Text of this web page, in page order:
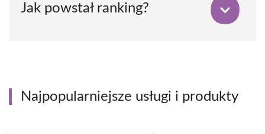
Jak powstał ranking?
Najpopularniejsze usługi i produkty